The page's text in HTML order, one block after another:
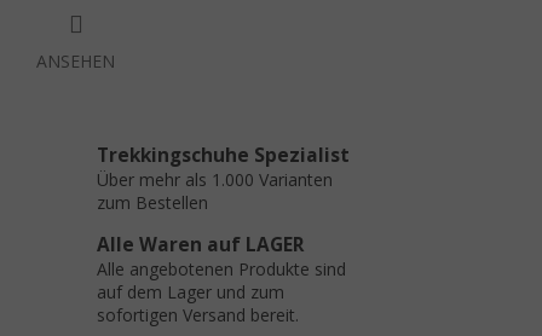
ANSEHEN
Trekkingschuhe Spezialist
Über mehr als 1.000 Varianten
zum Bestellen
Alle Waren auf LAGER
Alle angebotenen Produkte sind
auf dem Lager und zum
sofortigen Versand bereit.